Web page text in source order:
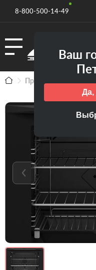
8-800-500-14-49
Ваш
Да,
Продукция